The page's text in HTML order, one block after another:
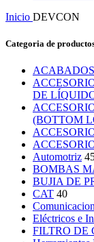
Inicio DEVCON
Categoria de
ACABADOS
DE
(BOTTOM
Automotriz
BOMBAS
BUJIA DE
CAT 40
Eléctricos e
FILTRO DE